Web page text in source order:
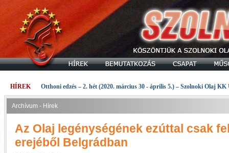
HÍREK Otthoni edzés – 2. hét (2020. március 30 - április 5.) – Szolnoki Olaj KK
Archívum - Hírek
Az Olaj legénységének ezúttal csak
erejéből Belgrádban